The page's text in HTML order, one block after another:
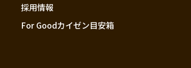
採用情報
For Goodカイゼン目安箱